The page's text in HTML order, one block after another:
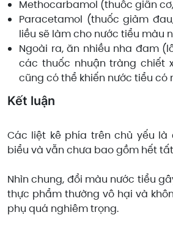
Methocarbamol (thuốc giãn
Paracetamol (thuốc giảm
liều sẽ làm cho nước tiểu màu
Ngoài ra, ăn nhiều nha đam
các thuốc nhuận tràng chiết
cũng có thể khiến nước tiểu có
Kết luận
Các liệt kê phía trên chủ yếu
biểu và vẫn chưa bao gồm hết
Nhìn chung, đổi màu nước tiểu
thực phẩm thường vô hại và
phụ quá nghiêm trọng.